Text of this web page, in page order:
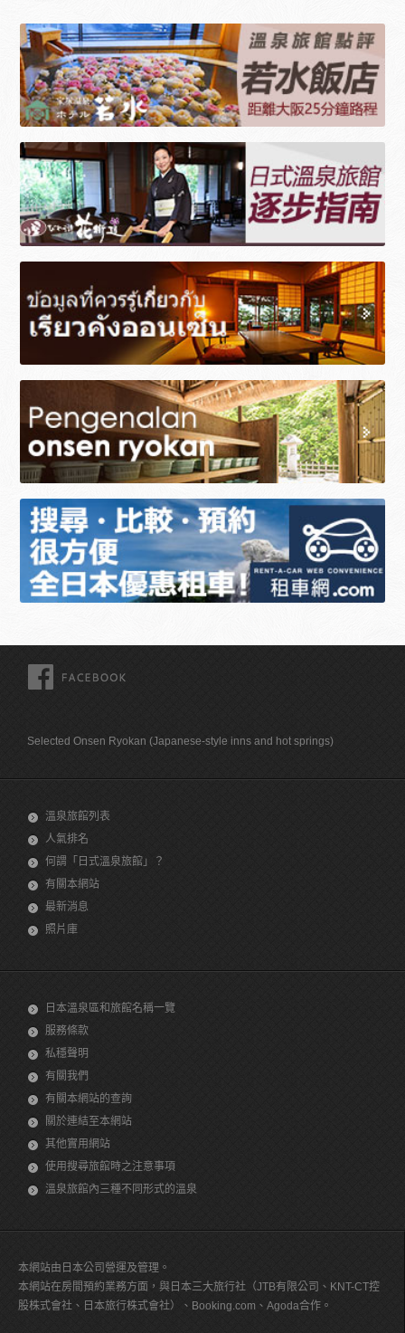
Selected Onsen Ryokan (Japanese-style inns and hot springs)
溫泉旅館列表
人氣排名
何謂「日式溫泉旅館」？
有關本網站
最新消息
照片庫
日本溫泉區和旅館名稱一覽
服務條款
私穩聲明
有關我們
有關本網站的查詢
關於連結至本網站
其他實用網站
使用搜尋旅館時之注意事項
溫泉旅館內三種不同形式的溫泉
本網站由日本公司營運及管理。
本網站在房間預約業務方面，與日本三大旅行社（JTB有限公司、KNT-CT控
股株式會社、日本旅行株式會社）、Booking.com、Agoda合作。